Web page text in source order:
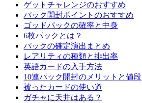
ゲットチャレンジのおすすめ
パック開封ポイントのおすすめ
ゴッドパックの確率と中身
6枚パックとは？
パックの確定演出まとめ
レアリティの種類と排出率
英語カードの入手方法
10連パック開封のメリットと値段
被ったカードの使い道
ガチャに天井はある？